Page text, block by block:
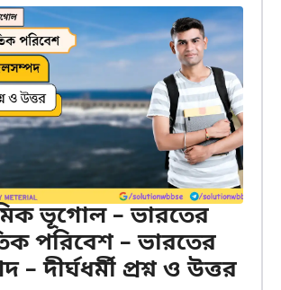
ভূগোল – ভারতের
পরিবেশ – ভারতের
দীর্ঘধর্মী প্রশ্ন ও উত্তর